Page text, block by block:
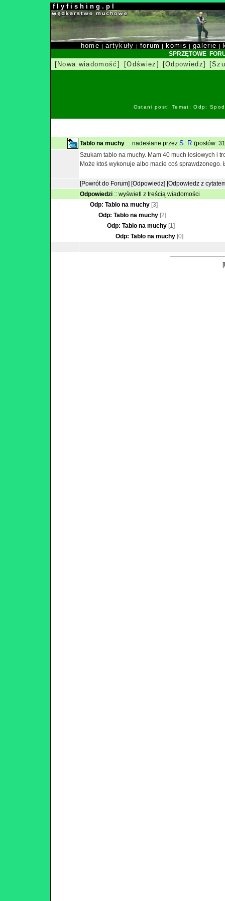
f l y f i s h i n g . p l
home |artykuły | forum | komis |galerie |
SPRZĘTOWE
[Nowa wiadomość] [Odśwież] [Odpowiedz]
Ostani post! Temat: Odp:
Tablo na muchy : : nadesłane przez S.R (postów:
Szukam tablo na muchy. Mam 40 much losiowych i
Może ktoś wykonuje albo macie coś sprawdzonego.
[Powrót do Forum] [Odpowiedz] [Odpowiedz z
Odpowiedzi :: wyświetl z treścią wiadomości
Odp: Tablo na muchy [3]
Odp: Tablo na muchy [2]
Odp: Tablo na muchy [1]
Odp: Tablo na muchy [0]